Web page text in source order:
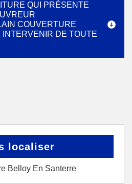
QUI PRÉSENTE
COUVERTURE
DE TOUTE
localiser
Belloy En Santerre